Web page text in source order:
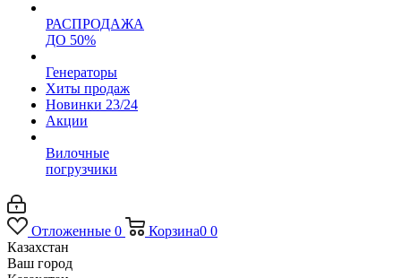
РАСПРОДАЖА
ДО 50%
Генераторы
Хиты продаж
Новинки 23/24
Акции
Вилочные
погрузчики
Отложенные 0 Корзина0 0
Казахстан
Ваш город